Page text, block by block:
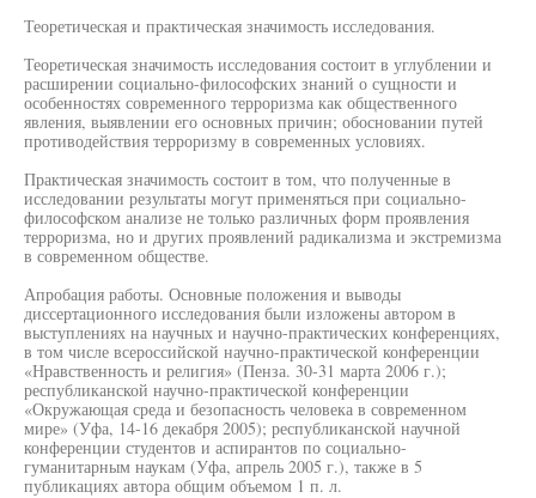
Теоретическая и практическая значимость исследования.
Теоретическая значимость исследования состоит в углублении и
расширении социально-философских знаний о сущности и
особенностях современного терроризма как общественного
явления, выявлении его основных причин; обосновании путей
противодействия терроризму в современных условиях.
Практическая значимость состоит в том, что полученные в
исследовании результаты могут применяться при социально-
философском анализе не только различных форм проявления
терроризма, но и других проявлений радикализма и экстремизма
в современном обществе.
Апробация работы. Основные положения и выводы
диссертационного исследования были изложены автором в
выступлениях на научных и научно-практических конференциях,
в том числе всероссийской научно-практической конференции
«Нравственность и религия» (Пенза. 30-31 марта 2006 г.);
республиканской научно-практической конференции
«Окружающая среда и безопасность человека в современном
мире» (Уфа, 14-16 декабря 2005); республиканской научной
конференции студентов и аспирантов по социально-
гуманитарным наукам (Уфа, апрель 2005 г.), также в 5
публикациях автора общим объемом 1 п. л.